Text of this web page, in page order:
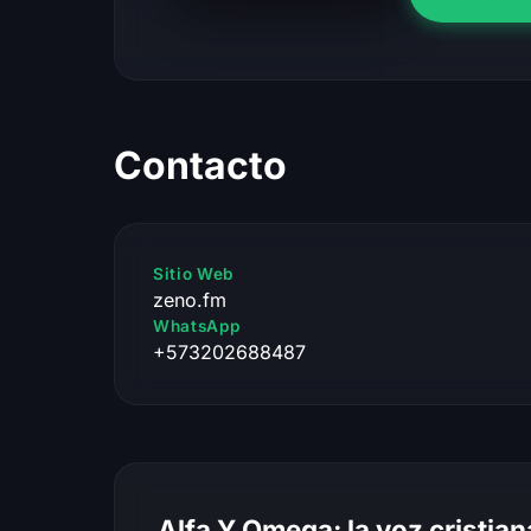
Contacto
Sitio Web
zeno.fm
WhatsApp
+573202688487